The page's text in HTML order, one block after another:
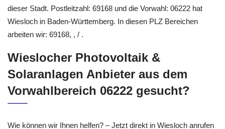
dieser Stadt. Postleitzahl: 69168 und die Vorwahl: 06222 hat
Wiesloch in Baden-Württemberg. In diesen PLZ Bereichen
arbeiten wir: 69168, , / .
Wieslocher Photovoltaik &
Solaranlagen Anbieter aus dem
Vorwahlbereich 06222 gesucht?
Wie können wir Ihnen helfen? – Jetzt direkt in Wiesloch anrufen